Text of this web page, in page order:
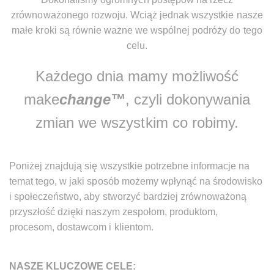
zrównoważonego rozwoju. Wciąż jednak wszystkie nasze
małe kroki są równie ważne we wspólnej podróży do tego
celu.
Każdego dnia mamy możliwość
makechange™, czyli dokonywania
zmian we wszystkim co robimy.
Poniżej znajdują się wszystkie potrzebne informacje na
temat tego, w jaki sposób możemy wpłynąć na środowisko
i społeczeństwo, aby stworzyć bardziej zrównoważoną
przyszłość dzięki naszym zespołom, produktom,
procesom, dostawcom i klientom.
NASZE KLUCZOWE CELE: